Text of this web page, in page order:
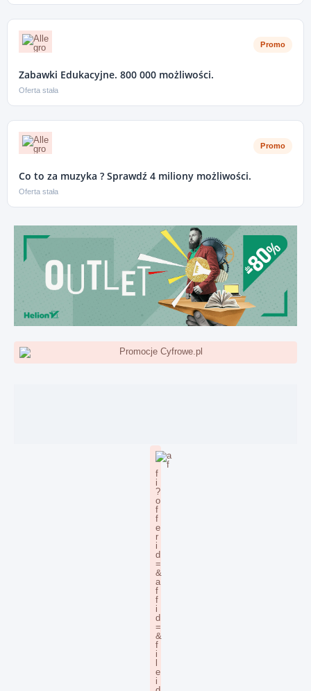
Promo
Zabawki Edukacyjne. 800 000 możliwości.
Oferta stała
Promo
Co to za muzyka ? Sprawdź 4 miliony możliwości.
Oferta stała